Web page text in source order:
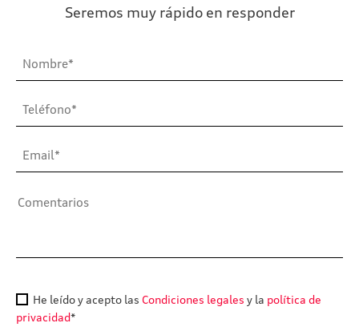
Seremos muy rápido en responder
He leído y acepto las Condiciones legales y la política de
privacidad*